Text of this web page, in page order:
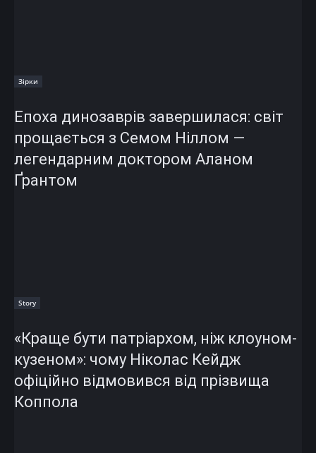
Зірки
Епоха динозаврів завершилася: світ
прощається з Семом Ніллом —
легендарним доктором Аланом
Ґрантом
Story
«Краще бути патріархом, ніж клоуном-
кузеном»: чому Ніколас Кейдж
офіційно відмовився від прізвища
Коппола